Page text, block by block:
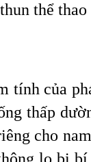
thể
tính của
thấp
cho
lo bị